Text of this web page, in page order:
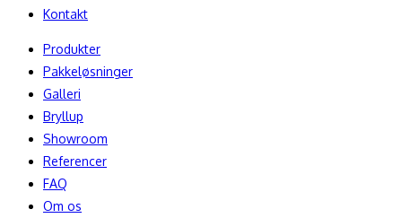
Kontakt
Produkter
Pakkeløsninger
Galleri
Bryllup
Showroom
Referencer
FAQ
Om os